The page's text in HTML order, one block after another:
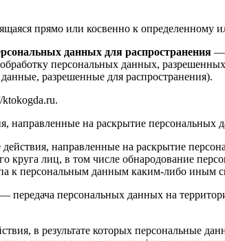
прямо или косвенно к определенному
данных для распространения —
персональных данных,
разрешенные для распространения).
направленные на раскрытие персональных
направленные на раскрытие
круга лиц, в том числе обнародование
к персональным данным каким-либо иным
— передача персональных данных на
в результате которых персональные